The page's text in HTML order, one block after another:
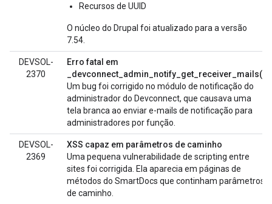
Recursos de UUID
O núcleo do Drupal foi atualizado para a versão
7.54.
DEVSOL-
2370
Erro fatal em
_devconnect_admin_notify_get_receiver_mails()
Um bug foi corrigido no módulo de notificação do
administrador do Devconnect, que causava uma
tela branca ao enviar e-mails de notificação para
administradores por função.
DEVSOL-
2369
XSS capaz em parâmetros de caminho
Uma pequena vulnerabilidade de scripting entre
sites foi corrigida. Ela aparecia em páginas de
métodos do SmartDocs que continham parâmetros
de caminho.